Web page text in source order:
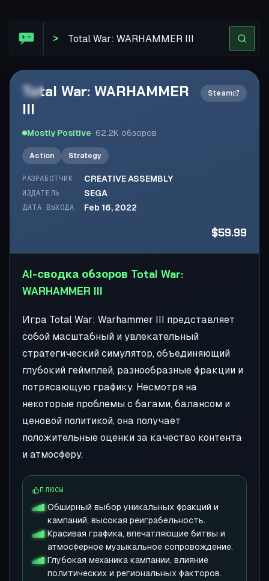
>
2×
Total War: WARHAMMER
III
Steam
Mostly Positive· 62.2K обзоров
Action Strategy
РАЗРАБОТЧИК CREATIVE ASSEMBLY
ИЗДАТЕЛЬ SEGA
ДАТА ВЫХОДА Feb 16, 2022
$59.99
AI-сводка обзоров Total War:
WARHAMMER III
Игра Total War: Warhammer III представляет
собой масштабный и увлекательный
стратегический симулятор, объединяющий
глубокий геймплей, разнообразные фракции и
потрясающую графику. Несмотря на
некоторые проблемы с багами, балансом и
ценовой политикой, она получает
положительные оценки за качество контента
и атмосферу.
ПЛЮСЫ
Обширный выбор уникальных фракций и
кампаний, высокая реиграбельность.
Красивая графика, впечатляющие битвы и
атмосферное музыкальное сопровождение.
Глубокая механика кампании, влияние
политических и региональных факторов.